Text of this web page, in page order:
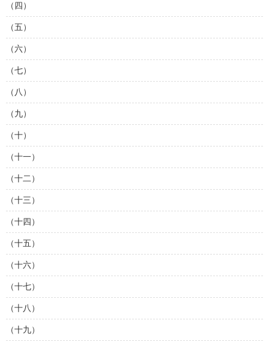
（四）
（五）
（六）
（七）
（八）
（九）
（十）
（十一）
（十二）
（十三）
（十四）
（十五）
（十六）
（十七）
（十八）
（十九）